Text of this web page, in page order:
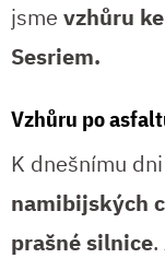
jsme vzhůru
Sesriem.
Vzhůru po
K dnešnímu
namibijských
prašné silnice.